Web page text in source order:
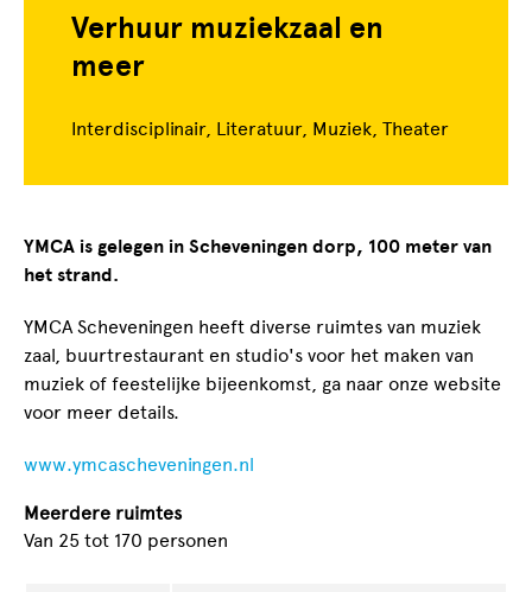
Verhuur muziekzaal en
meer
Interdisciplinair, Literatuur, Muziek, Theater
YMCA is gelegen in Scheveningen dorp, 100 meter van
het strand.
YMCA Scheveningen heeft diverse ruimtes van muziek
zaal, buurtrestaurant en studio's voor het maken van
muziek of feestelijke bijeenkomst, ga naar onze website
voor meer details.
www.ymcascheveningen.nl
Meerdere ruimtes
Van 25 tot 170 personen